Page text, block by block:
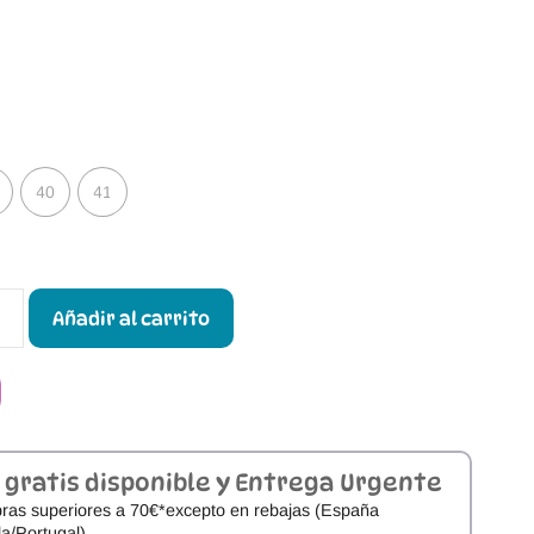
40 41
Añadir al carrito
gratis disponible y Entrega Urgente
superiores a 70€*excepto en rebajas (España